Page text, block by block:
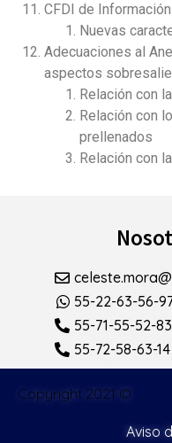
CFDI de
Nuevas
Adecuaciones al
aspectos
Relación con
Relación con
prellenados
Relación con
55-22-63-56-
55-71-55-52-83
55-72-58-63-14
Copyright 2021 ©
Aviso